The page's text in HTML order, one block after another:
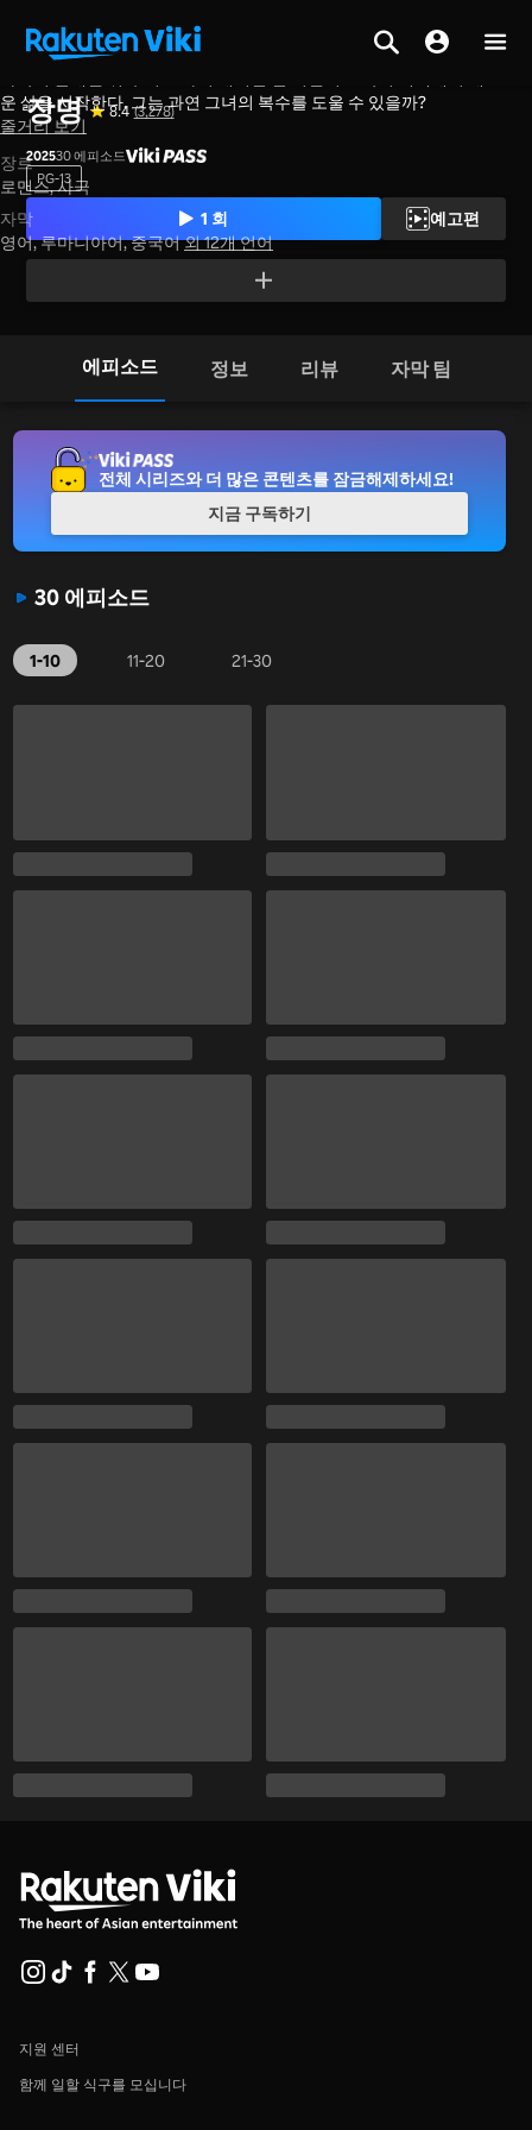
장명 8.4 (3,278)
202530 에피소드
PG-13
1 회 예고편
운 삶을 시작한다. 그는 과연 그녀의 복수를 도울 수 있을까?
줄거리 보기
장르
로맨스,사극
자막
영어, 루마니아어, 중국어외 12개 언어
에피소드 정보 리뷰 자막 팀
30 에피소드
1-10 11-20 21-30
전체 시리즈와 더 많은 콘텐츠를 잠금해제하세요!
지금 구독하기
지원 센터
함께 일할 식구를 모십니다